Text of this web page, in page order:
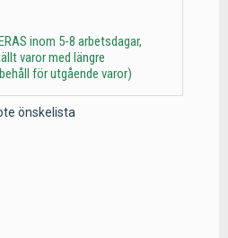
inom 5-8 arbetsdagar,
varor med längre
för utgående varor)
önskelista